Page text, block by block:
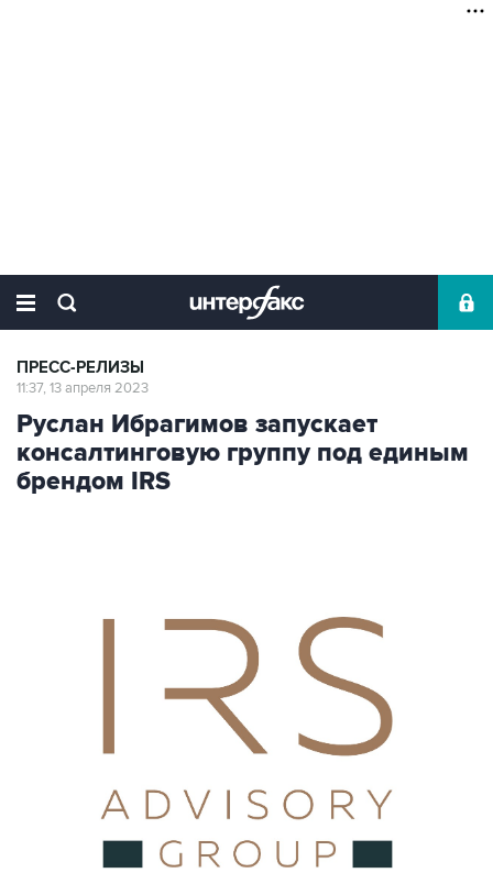
ПРЕСС-РЕЛИЗЫ
11:37, 13 апреля 2023
Руслан Ибрагимов запускает
консалтинговую группу под единым
брендом IRS